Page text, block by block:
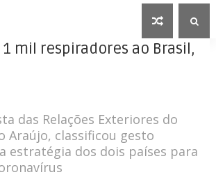
1 mil respiradores ao Brasil,
das Relações Exteriores do
Araújo, classificou gesto
estratégia dos dois países para